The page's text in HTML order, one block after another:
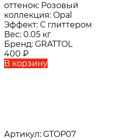
оттенок: Розовый
коллекция: Opal
Эффект: С глиттером
Вес: 0.05 кг
Бренд: GRATTOL
400 ₽
В корзину
Артикул: GTOP07